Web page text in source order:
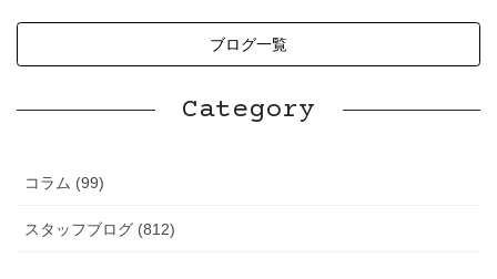
ブログ一覧
Category
コラム (99)
スタッフブログ (812)